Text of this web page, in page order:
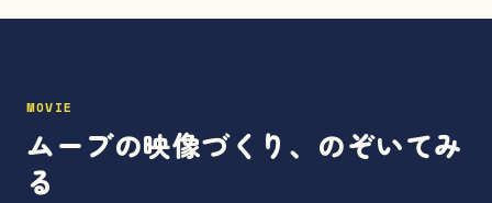
MOVIE
ムーブの映像づくり、のぞいてみ
る